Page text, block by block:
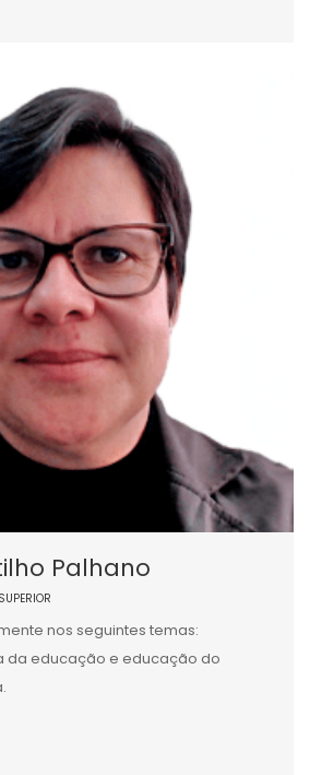
Palhano
nos seguintes temas:
da educação e educação do